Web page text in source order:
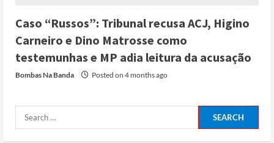
Caso “Russos”: Tribunal recusa ACJ, Higino
Carneiro e Dino Matrosse como
testemunhas e MP adia leitura da acusação
Bombas Na Banda Posted on 4 months ago
durante trégua de 10 dias entre Israel
e Líbano